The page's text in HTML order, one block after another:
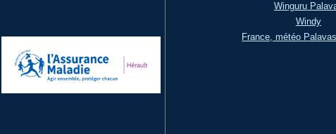
Winguru
Windy
France, météo